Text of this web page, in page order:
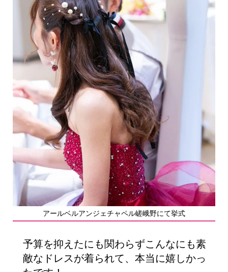
アールベルアンジェチャペル嵯峨野にて挙式
予算を抑えたにも関わらずこんなにも素
敵なドレスが着られて、本当に嬉しかっ